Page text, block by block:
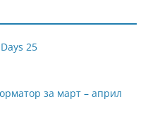
25
за март – април